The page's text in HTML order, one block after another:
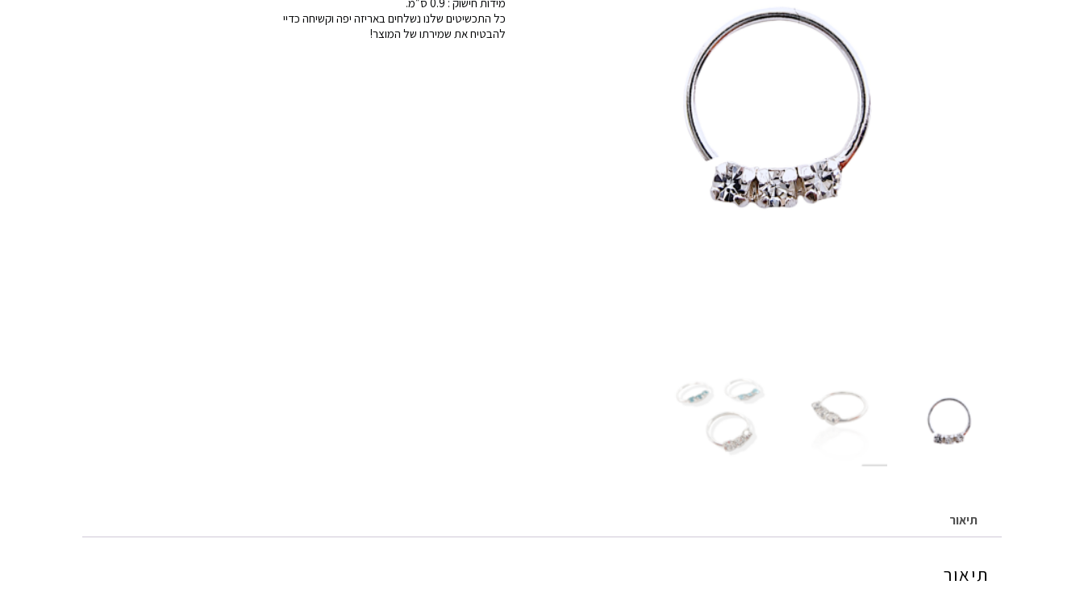
כל התכשיטים שלנו נשלחים באריזה יפה וקשיחה כדיי
להבטיח את שמירתו של המוצר!
תיאור
תיאור